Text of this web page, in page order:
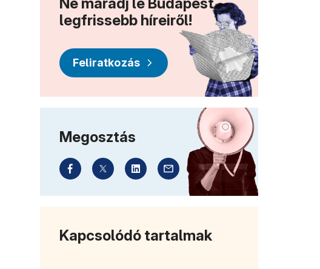
legfrissebb híreiről!
Feliratkozás
Megosztás
Kapcsolódó tartalmak